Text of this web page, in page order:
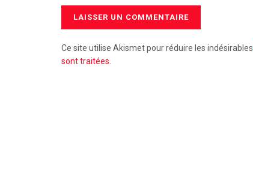
Ce site utilise Akismet pour réduire les indésirables.
sont traitées